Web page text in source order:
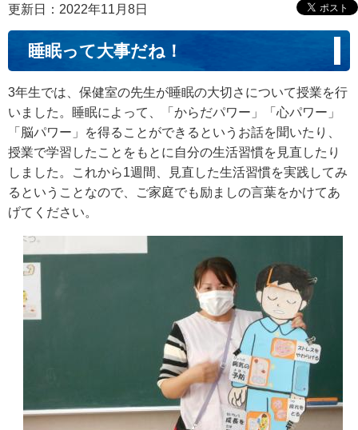
更新日：2022年11月8日
睡眠って大事だね！
3年生では、保健室の先生が睡眠の大切さについて授業を行
いました。睡眠によって、「からだパワー」「心パワー」
「脳パワー」を得ることができるというお話を聞いたり、
授業で学習したことをもとに自分の生活習慣を見直したり
しました。これから1週間、見直した生活習慣を実践してみ
るということなので、ご家庭でも励ましの言葉をかけてあ
げてください。